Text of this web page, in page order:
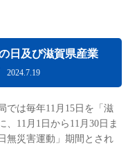
日及び滋賀県産業
2024.7.19
は毎年11月15日を「滋
11月1日から11月30日ま
無災害運動」期間とされ